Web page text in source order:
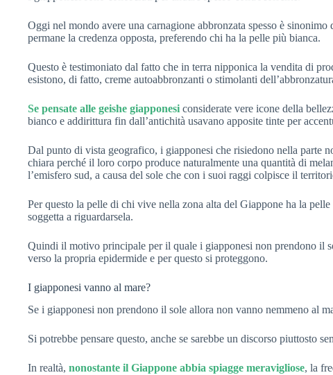
Oggi nel mondo avere una carnagione abbronzata spesso è
permane la credenza opposta, preferendo chi ha la pelle più bianca.
Questo è testimoniato dal fatto che in terra nipponica la vendita di
esistono, di fatto, creme autoabbronzanti o stimolanti
Se pensate alle geishe giapponesi considerate vere icone della
bianco e addirittura fin dall’antichità usavano apposite tinte per
Dal punto di vista geografico, i giapponesi che risiedono nella parte
chiara perché il loro corpo produce naturalmente una quantità di
l’emisfero sud, a causa del sole che con i suoi raggi colpisce il
Per questo la pelle di chi vive nella zona alta del Giappone ha la
soggetta a riguardarsela.
Quindi il motivo principale per il quale i giapponesi non prendono il
verso la propria epidermide e per questo si proteggono.
I giapponesi vanno al mare?
Se i giapponesi non prendono il sole allora non vanno nemmeno al
Si potrebbe pensare questo, anche se sarebbe un discorso piuttosto
In realtà, nonostante il Giappone abbia spiagge meravigliose, la